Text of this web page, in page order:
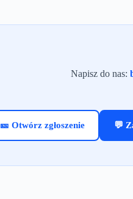
Napisz do nas:
🎫 Otwórz zgłoszenie 💬